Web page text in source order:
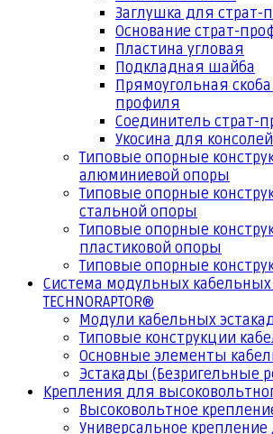
Заглушка для страт-
Основание страт-
Пластина угловая
Подкладная шайба
Прямоугольная
профиля
Соединитель страт-
Укосина для консолей
Типовые опорные
алюминиевой опоры
Типовые опорные
стальной опоры
Типовые опорные
пластиковой опоры
Типовые опорные
Система модульных кабельных
TECHNORAPTOR®
Модули кабельных
Типовые конструкции
Основные элементы
Эстакады (Безригельные
Крепления для
Высоковольтное
Универсальное